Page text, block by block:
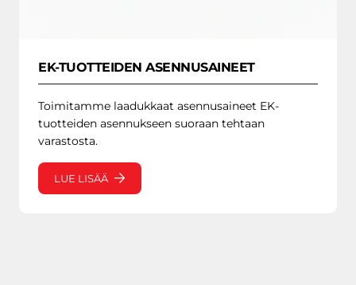
EK-TUOTTEIDEN ASENNUSAINEET
Toimitamme laadukkaat asennusaineet EK-
tuotteiden asennukseen suoraan tehtaan
varastosta.
LUE LISÄÄ